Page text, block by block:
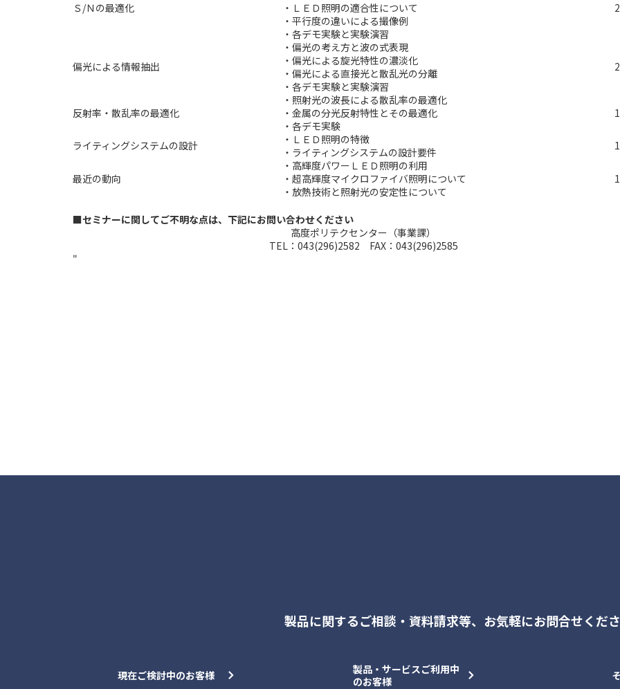
Ｓ/Ｎの最適化
・ＬＥＤ照明の適合性について
・平行度の違いによる撮像例
・各デモ実験と実験演習
偏光による情報抽出
・偏光の考え方と波の式表現
・偏光による旋光特性の濃淡化
・偏光による直接光と散乱光の分離
・各デモ実験と実験演習
反射率・散乱率の最適化
・照射光の波長による散乱率の最適化
・金属の分光反射特性とその最適化
・各デモ実験
ライティングシステムの設計
・ＬＥＤ照明の特徴
・ライティングシステムの設計要件
最近の動向
・高輝度パワーＬＥＤ照明の利用
・超高輝度マイクロファイバ照明について
・放熱技術と照射光の安定性について
■セミナーに関してご不明な点は、下記にお問い合わせください
高度ポリテクセンター（事業課）
TEL：043(296)2582 FAX：043(296)2585
"
製品に関するご相談・資料請求等、 お気軽にお問合せくださ
現在ご検討中のお客様
製品・サービスご利用中
のお客様